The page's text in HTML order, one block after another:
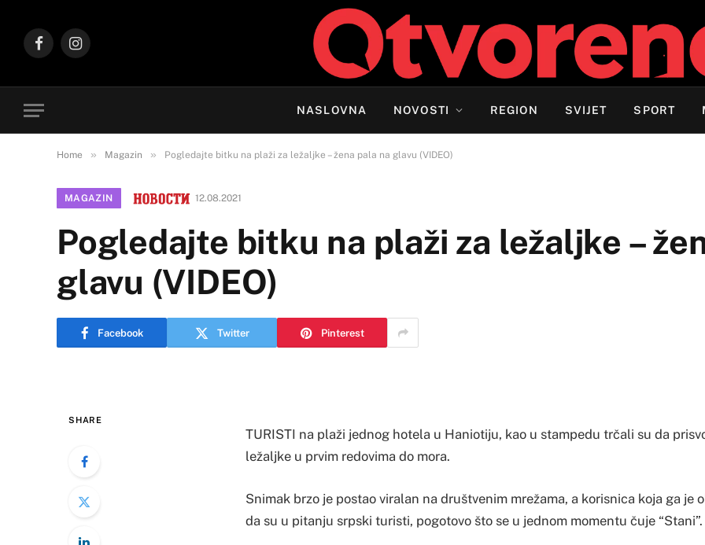
FacebookInstagram
NASLOVNA NOVOSTI REGION SVIJET SPORT
Home » Magazin » Pogledajte bitku na plaži za ležaljke – žena pala na glavu (VIDEO)
MAGAZIN 12.08.2021
Pogledajte bitku na plaži za ležaljke –
glavu (VIDEO)
Facebook Twitter Pinterest
SHARE
TURISTI na plaži jednog hotela u Haniotiju, kao u stampedu trčali su da
ležaljke u prvim redovima do mora.
Snimak brzo je postao viralan na društvenim mrežama, a korisnica koja ga je
da su u pitanju srpski turisti, pogotovo što se u jednom momentu čuje “Stani”.